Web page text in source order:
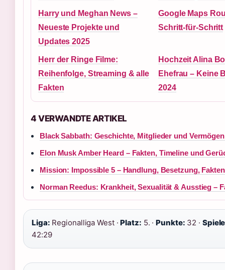
Harry und Meghan News –
Neueste Projekte und
Updates 2025
Google Maps
Schritt-für-Schritt
Herr der Ringe Filme:
Reihenfolge, Streaming & alle
Fakten
Hochzeit Alina
Ehefrau – Keine
2024
4 VERWANDTE ARTIKEL
Black Sabbath: Geschichte, Mitglieder und
Elon Musk Amber Heard – Fakten, Timeline und
Mission: Impossible 5 – Handlung, Besetzung,
Norman Reedus: Krankheit, Sexualität & Ausstieg –
Liga: Regionalliga West ·Platz: 5. ·Punkte: 32 ·
42:29